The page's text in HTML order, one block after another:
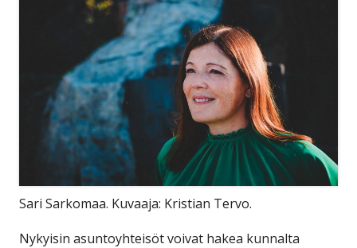
Sari Sarkomaa. Kuvaaja: Kristian Tervo.
Nykyisin asuntoyhteisöt voivat hakea kunnalta